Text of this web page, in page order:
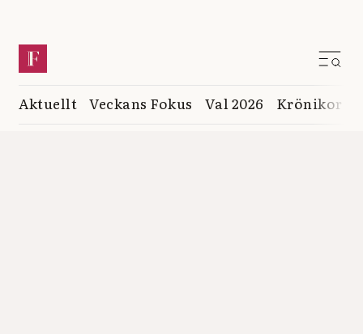
Aktuellt Veckans Fokus Val 2026 Krönikor